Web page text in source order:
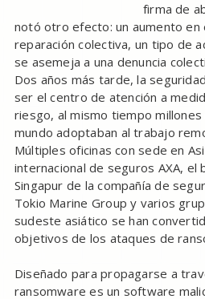
firma de
notó otro efecto: un aumento en
reparación colectiva, un tipo de
se asemeja a una denuncia
Dos años más tarde, la
ser el centro de atención a
riesgo, al mismo tiempo
mundo adoptaban al trabajo
Múltiples oficinas con sede en
internacional de seguros AXA, el
Singapur de la compañía de
Tokio Marine Group y varios
sudeste asiático se han
objetivos de los ataques de
Diseñado para propagarse a
ransomware es un software